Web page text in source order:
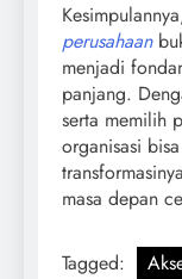
perusahaan
menjadi
panjang.
serta memilih
organisasi
masa depan
Tagged: